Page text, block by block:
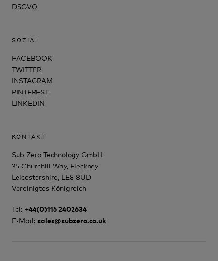
DSGVO
SOZIAL
FACEBOOK
TWITTER
INSTAGRAM
PINTEREST
LINKEDIN
KONTAKT
Sub Zero Technology GmbH
35 Churchill Way, Fleckney
Leicestershire, LE8 8UD
Vereinigtes Königreich
Tel: +44(0)116 2402634
E-Mail: sales@subzero.co.uk